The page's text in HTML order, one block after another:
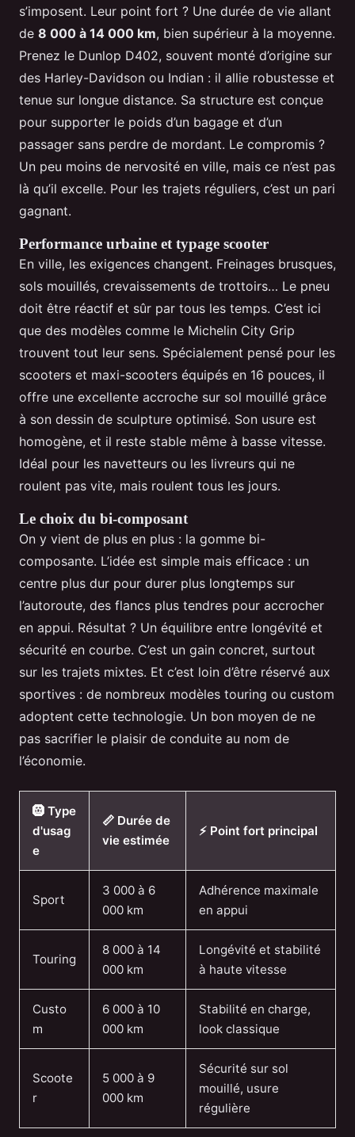
s’imposent. Leur point fort ? Une durée de vie allant
de 8 000 à 14 000 km, bien supérieur à la moyenne.
Prenez le Dunlop D402, souvent monté d’origine sur
des Harley-Davidson ou Indian : il allie robustesse et
tenue sur longue distance. Sa structure est conçue
pour supporter le poids d’un bagage et d’un
passager sans perdre de mordant. Le compromis ?
Un peu moins de nervosité en ville, mais ce n’est pas
là qu’il excelle. Pour les trajets réguliers, c’est un pari
gagnant.
Performance urbaine et typage scooter
En ville, les exigences changent. Freinages brusques,
sols mouillés, crevaissements de trottoirs… Le pneu
doit être réactif et sûr par tous les temps. C’est ici
que des modèles comme le Michelin City Grip
trouvent tout leur sens. Spécialement pensé pour les
scooters et maxi-scooters équipés en 16 pouces, il
offre une excellente accroche sur sol mouillé grâce
à son dessin de sculpture optimisé. Son usure est
homogène, et il reste stable même à basse vitesse.
Idéal pour les navetteurs ou les livreurs qui ne
roulent pas vite, mais roulent tous les jours.
Le choix du bi-composant
On y vient de plus en plus : la gomme bi-
composante. L’idée est simple mais efficace : un
centre plus dur pour durer plus longtemps sur
l’autoroute, des flancs plus tendres pour accrocher
en appui. Résultat ? Un équilibre entre longévité et
sécurité en courbe. C’est un gain concret, surtout
sur les trajets mixtes. Et c’est loin d’être réservé aux
sportives : de nombreux modèles touring ou custom
adoptent cette technologie. Un bon moyen de ne
pas sacrifier le plaisir de conduite au nom de
l’économie.
🛞 Type
d'usag
e
📏 Durée de
vie estimée
⚡ Point fort principal
Sport
3 000 à 6
000 km
Adhérence maximale
en appui
Touring
8 000 à 14
000 km
Longévité et stabilité
à haute vitesse
Custo
m
6 000 à 10
000 km
Stabilité en charge,
look classique
Scoote
r
5 000 à 9
000 km
Sécurité sur sol
mouillé, usure
régulière